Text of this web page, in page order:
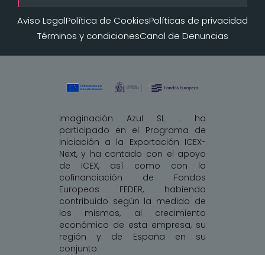
Aviso LegalPolítica de CookiesPolíticas de privacidad
Términos y condicionesCanal de Denuncias
Imaginación Azul SL . ha
participado en el Programa de
Iniciación a la Exportación ICEX-
Next, y ha contado con el apoyo
de ICEX, así como con la
cofinanciación de Fondos
Europeos FEDER, habiendo
contribuido según la medida de
los mismos, al crecimiento
económico de esta empresa, su
región y de España en su
conjunto.